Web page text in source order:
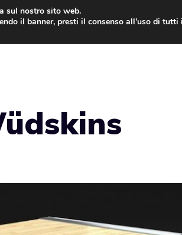
sul nostro sito web.
il banner, presti il consenso all’uso di